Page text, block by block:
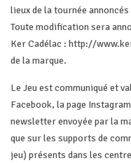
lieux de la tournée
Toute modification sera
Ker Cadélac : http://
de la marque.
Le Jeu est communiqué et
Facebook, la page
newsletter envoyée par la
que sur les supports de
jeu) présents dans les